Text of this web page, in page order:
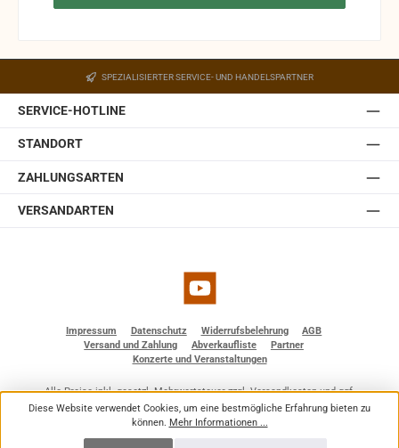
SPEZIALISIERTER SERVICE- UND HANDELSPARTNER
SERVICE-HOTLINE
STANDORT
ZAHLUNGSARTEN
VERSANDARTEN
YouTube
Impressum Datenschutz Widerrufsbelehrung
AGB
Versand und Zahlung
Abverkaufliste
Partner
Konzerte und Veranstaltungen
Alle Preise inkl. gesetzl. Mehrwertsteuer zzgl.Versandkostenund ggf.
Nachnahmegebühren, wenn nicht anders angegeben.
© 2026 BF - Dienstleistungen - Alle Rechte vorbehalten. Theme by
Diese Website verwendet Cookies, um eine bestmögliche Erfahrung bieten zu
können. Mehr Informationen ...